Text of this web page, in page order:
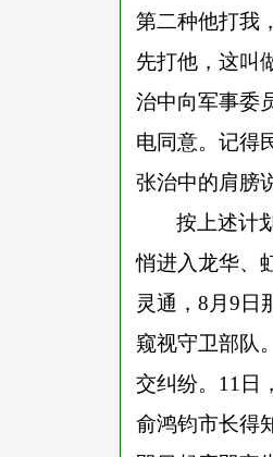
第二种他打我
先打他，这叫
治中向军事委
电同意。记得
张治中的肩膀
按上述计
悄进入龙华、
灵通，8月9日
窥视守卫部队
交纠纷。11日
俞鸿钧市长得